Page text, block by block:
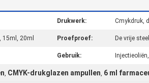
Drukwerk: Cmykdruk,
20ml Proefproef: De vrije
Gebruik:
, CMYK-drukglazen ampullen, 6 ml